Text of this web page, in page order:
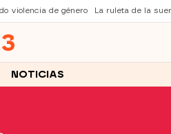
violencia de género La ruleta de la
3
NOTICIAS